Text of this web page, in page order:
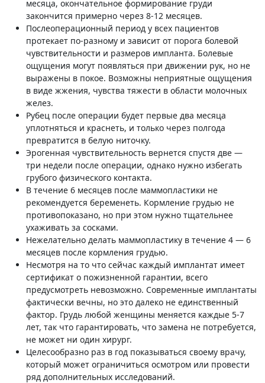
месяца, окончательное формирование груди
закончится примерно через 8-12 месяцев.
Послеоперационный период у всех пациентов
протекает по-разному и зависит от порога болевой
чувствительности и размеров импланта. Болевые
ощущения могут появляться при движении рук, но не
выражены в покое. Возможны неприятные ощущения
в виде жжения, чувства тяжести в области молочных
желез.
Рубец после операции будет первые два месяца
уплотняться и краснеть, и только через полгода
превратится в белую ниточку.
Эрогенная чувствительность вернется спустя две —
три недели после операции, однако нужно избегать
грубого физического контакта.
В течение 6 месяцев после маммопластики не
рекомендуется беременеть. Кормление грудью не
противопоказано, но при этом нужно тщательнее
ухаживать за сосками.
Нежелательно делать маммопластику в течение 4 — 6
месяцев после кормления грудью.
Несмотря на то что сейчас каждый имплантат имеет
сертификат о пожизненной гарантии, всего
предусмотреть невозможно. Современные имплантаты
фактически вечны, но это далеко не единственный
фактор. Грудь любой женщины меняется каждые 5-7
лет, так что гарантировать, что замена не потребуется,
не может ни один хирург.
Целесообразно раз в год показываться своему врачу,
который может ограничиться осмотром или провести
ряд дополнительных исследований.